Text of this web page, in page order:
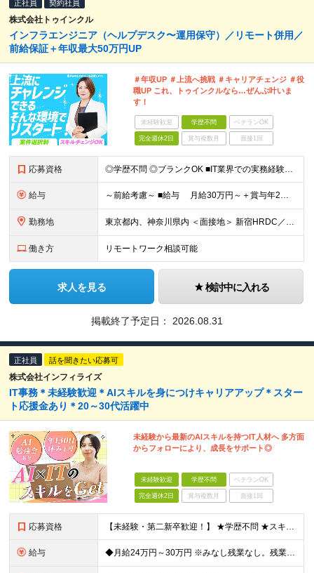
正社員 契約社員
株式会社トゥインクル
インフラエンジニア（ヘルプデスク〜運用保守）／リモート併用／
前給保証＋年収最大50万円UP
＃年収UP ＃上流へ挑戦 ＃キャリアチェンジ ＃役
職UP これ、トゥインクルなら…ぜんぶ叶いま
す！
未経験歓迎 学歴不問 ベテランOK
完全週休2日 賞与複数月 面接1回
応募資格 ◎学歴不問 ◎ブランクOK ■IT業界での実務経験者（1年以上） ヘルプデスク、テスター、コーダー、プログラマー、エンジニアなどを想定しています。「スキルに自信がない」という方も、まずはご応募くださ
給与 ～前給考慮～ ■給与 月給30万円～＋賞与年2回＋各種手当 ■賞与 年2回 （6月・12月）※正社員雇用のみ
勤務地 東京都内、神奈川県内 ＜面接地＞ 新宿HRDC／東京都新宿区新宿1-3-12 壱丁目参番館2階 「新宿御苑前駅」より徒歩3分 ★Web面接の場合はTeamsを使用して行います。
働き方 リモートワーク相談可能
求人を見る 検討中に入れる
掲載終了予定日： 2026.08.31
正社員 話を聞きたい応募可
株式会社インフィライズ
IT事務＊未経験歓迎＊AIスキルを身につけキャリアアップ＊スター
ト応援金あり＊20～30代活躍中
未経験から最新のAIスキルを持つIT人材へ 多方面
からフォローにより、成長をサポート◎
未経験歓迎 学歴不問 ベテランOK
完全週休2日 賞与複数月 面接1回
応募資格 【未経験・第二新卒歓迎！】 ★学歴不問 ★スキルや経験は一切不問。私たちが何より大切にしているのは、 「人柄」と「やってみたい」という気持ちです。 ※30歳以下まで（若年層の長期キャリア形成のため）
給与 ◆月給24万円～30万円 ※みなし残業なし。残業代は全額別途支給します ※スキルや能力を考慮のうえ決定します ※試用期間3ヶ月あり（試用期間中の給与・待遇に差異なし） ＼豊富な手当も用意／ ◆交通費